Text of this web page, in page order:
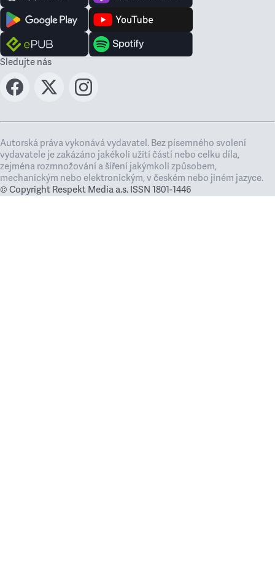
Sledujte nás
Autorská práva vykonává vydavatel. Bez písemného svolení
vydavatele je zakázáno jakékoli užití částí nebo celku díla,
zejména rozmnožování a šíření jakýmkoli způsobem,
mechanickým nebo elektronickým, v českém nebo jiném jazyce.
© Copyright Respekt Media a.s. ISSN 1801-1446